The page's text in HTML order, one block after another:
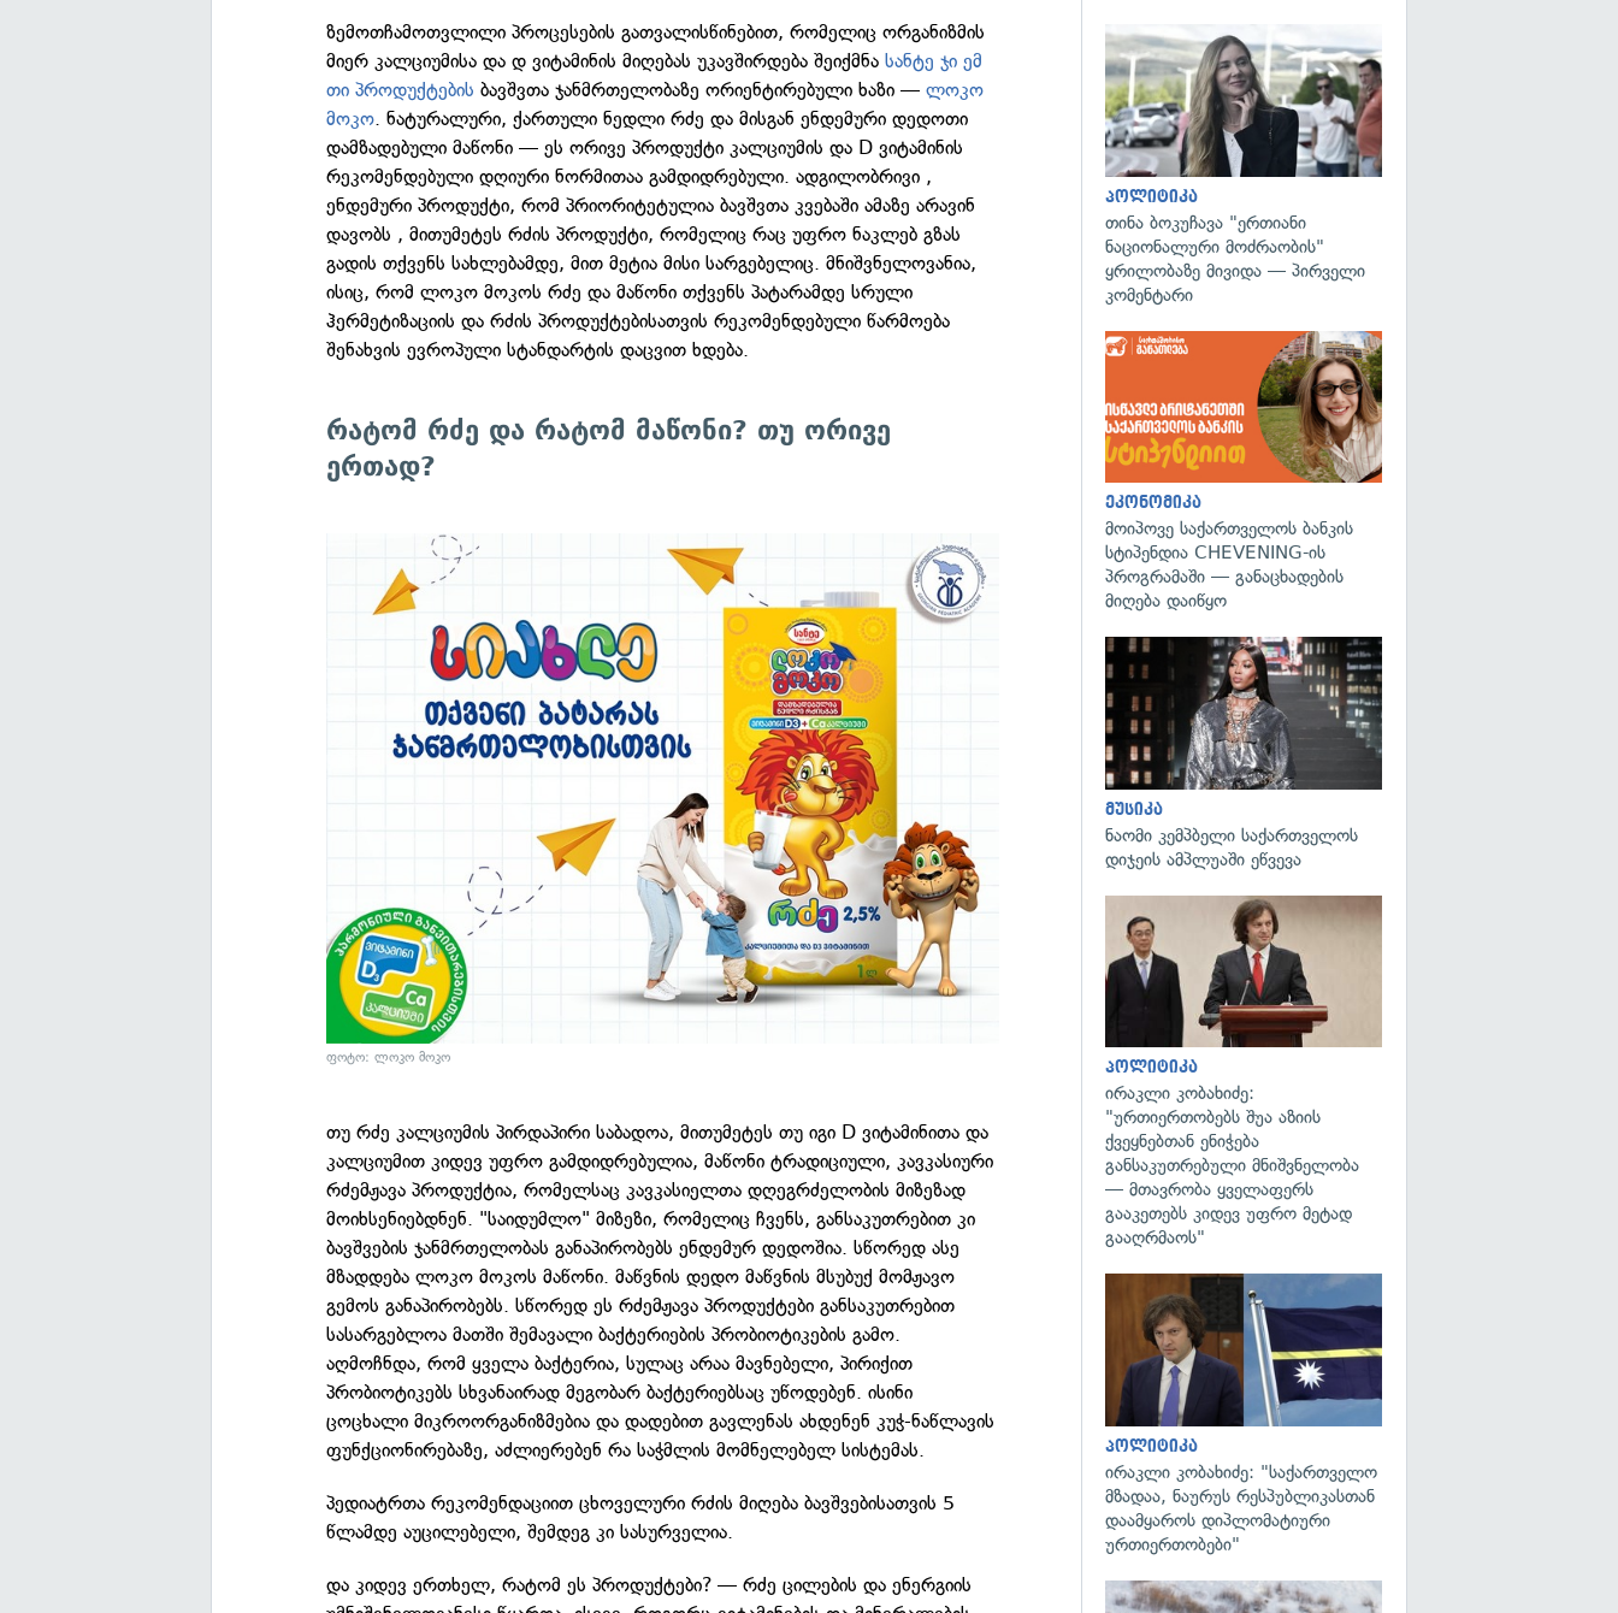
ზემოთჩამოთვლილი პროცესების გათვალისწინებით, რომელიც ორგანიზმის
მიერ კალციუმისა და დ ვიტამინის მიღებას უკავშირდება შეიქმნასანტე ჯი ემ
თი პროდუქტების ბავშვთა ჯანმრთელობაზე ორიენტირებული ხაზი —ლოკო
მოკო. ნატურალური, ქართული ნედლი რძე და მისგან ენდემური დედოთი
დამზადებული მაწონი — ეს ორივე პროდუქტი კალციუმის და D ვიტამინის
რეკომენდებული დღიური ნორმითაა გამდიდრებული. ადგილობრივი ,
ენდემური პროდუქტი, რომ პრიორიტეტულია ბავშვთა კვებაში ამაზე არავინ
დავობს , მითუმეტეს რძის პროდუქტი, რომელიც რაც უფრო ნაკლებ გზას
გადის თქვენს სახლებამდე, მით მეტია მისი სარგებელიც. მნიშვნელოვანია,
ისიც, რომ ლოკო მოკოს რძე და მაწონი თქვენს პატარამდე სრული
ჰერმეტიზაციის და რძის პროდუქტებისათვის რეკომენდებული წარმოება
შენახვის ევროპული სტანდარტის დაცვით ხდება.
რატომ რძე და რატომ მაწონი? თუ ორივე
ერთად?
ფოტო: ლოკო მოკო
თუ რძე კალციუმის პირდაპირი საბადოა, მითუმეტეს თუ იგი D ვიტამინითა და
კალციუმით კიდევ უფრო გამდიდრებულია, მაწონი ტრადიციული, კავკასიური
რძემჟავა პროდუქტია, რომელსაც კავკასიელთა დღეგრძელობის მიზეზად
მოიხსენიებდნენ. "საიდუმლო" მიზეზი, რომელიც ჩვენს, განსაკუთრებით კი
ბავშვების ჯანმრთელობას განაპირობებს ენდემურ დედოშია. სწორედ ასე
მზადდება ლოკო მოკოს მაწონი. მაწვნის დედო მაწვნის მსუბუქ მომჟავო
გემოს განაპირობებს. სწორედ ეს რძემჟავა პროდუქტები განსაკუთრებით
სასარგებლოა მათში შემავალი ბაქტერიების პრობიოტიკების გამო.
აღმოჩნდა, რომ ყველა ბაქტერია, სულაც არაა მავნებელი, პირიქით
პრობიოტიკებს სხვანაირად მეგობარ ბაქტერიებსაც უწოდებენ. ისინი
ცოცხალი მიკროორგანიზმებია და დადებით გავლენას ახდენენ კუჭ-ნაწლავის
ფუნქციონირებაზე, აძლიერებენ რა საჭმლის მომნელებელ სისტემას.
პედიატრთა რეკომენდაციით ცხოველური რძის მიღება ბავშვებისათვის 5
წლამდე აუცილებელი, შემდეგ კი სასურველია.
და კიდევ ერთხელ, რატომ ეს პროდუქტები? — რძე ცილების და ენერგიის
პოლიტიკა
თინა ბოკუჩავა "ერთიანი
ნაციონალური მოძრაობის"
ყრილობაზე მივიდა — პირველი
კომენტარი
ეკონომიკა
მოიპოვე საქართველოს ბანკის
სტიპენდია CHEVENING-ის
პროგრამაში — განაცხადების
მიღება დაიწყო
მუსიკა
ნაომი კემპბელი საქართველოს
დიჯეის ამპლუაში ეწვევა
პოლიტიკა
ირაკლი კობახიძე:
"ურთიერთობებს შუა აზიის
ქვეყნებთან ენიჭება
განსაკუთრებული მნიშვნელობა
— მთავრობა ყველაფერს
გააკეთებს კიდევ უფრო მეტად
გააღრმაოს"
პოლიტიკა
ირაკლი კობახიძე: "საქართველო
მზადაა, ნაურუს რესპუბლიკასთან
დაამყაროს დიპლომატიური
ურთიერთობები"